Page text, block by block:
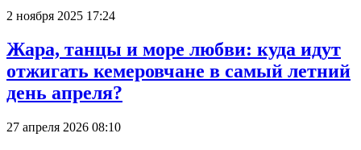
2 ноября 2025 17:24
Жара, танцы и море любви: куда идут
отжигать кемеровчане в самый летний
день апреля?
27 апреля 2026 08:10